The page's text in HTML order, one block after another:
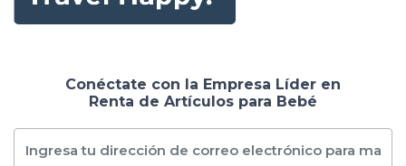
Conéctate con la Empresa Líder en
Renta de Artículos para Bebé